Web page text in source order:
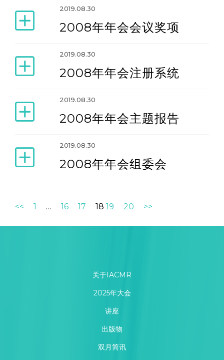
2019.08.30
2008年年会会议奖项
2019.08.30
2008年年会注册系统
2019.08.30
2008年年会主题报告
2019.08.30
2008年年会组委会
<< 1 … 16 17 18 19 20 >>
关于IACMR
2025年大会
讲座
出版物
双月简讯